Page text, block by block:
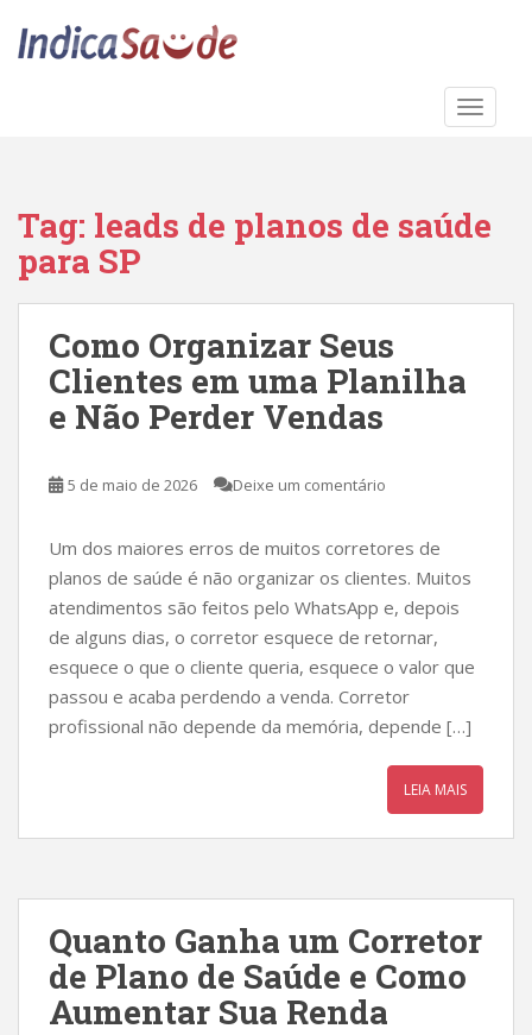
Tag: leads de planos de saúde
para SP
Como Organizar Seus
Clientes em uma Planilha
e Não Perder Vendas
5 de maio de 2026 Deixe um comentário
Um dos maiores erros de muitos corretores de
planos de saúde é não organizar os clientes. Muitos
atendimentos são feitos pelo WhatsApp e, depois
de alguns dias, o corretor esquece de retornar,
esquece o que o cliente queria, esquece o valor que
passou e acaba perdendo a venda. Corretor
profissional não depende da memória, depende […]
LEIA MAIS
Quanto Ganha um Corretor
de Plano de Saúde e Como
Aumentar Sua Renda